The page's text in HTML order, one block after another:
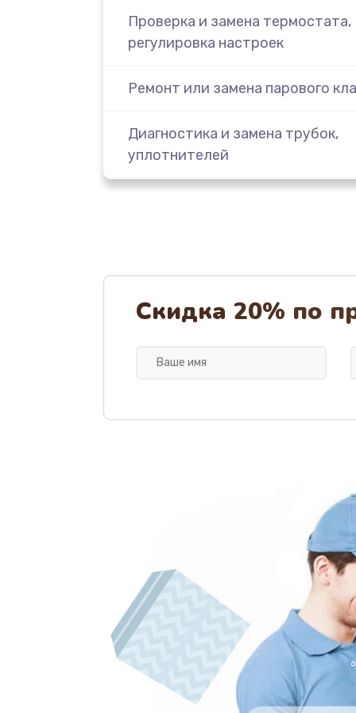
Проверка и замена термостата,
регулировка настроек
Ремонт или замена парового
Диагностика и замена трубок,
уплотнителей
Глубокая чистка и
Замена или чистка клапанов
Замена термостата или
элемента
Замена уплотнителей или
Чистка или замена
Скидка 20% по